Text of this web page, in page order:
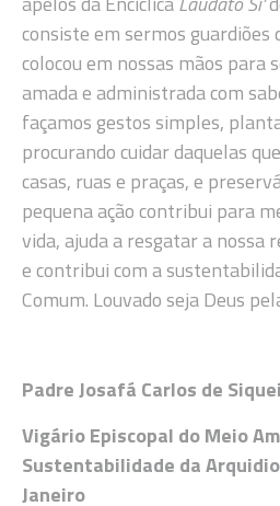
consiste em sermos guardiões
colocou em nossas mãos para
amada e administrada com
façamos gestos simples,
procurando cuidar daquelas
casas, ruas e praças, e
pequena ação contribui para
vida, ajuda a resgatar a nossa
e contribui com a
Comum. Louvado seja Deus
Padre Josafá Carlos de
Vigário Episcopal do Meio
Sustentabilidade da
Janeiro